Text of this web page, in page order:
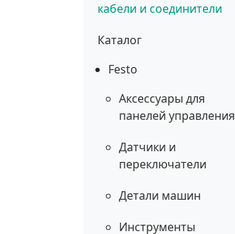
кабели и соединители
Каталог
Festo
Аксессуары для
панелей управления
Датчики и
переключатели
Детали машин
Инструменты